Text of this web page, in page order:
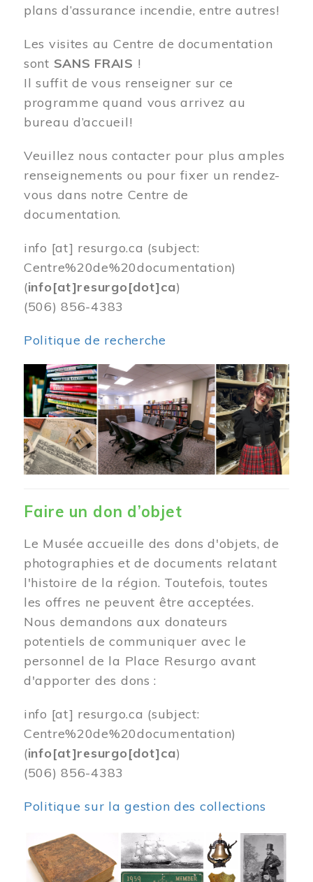
plans d’assurance incendie, entre autres!
Les visites au Centre de documentation
sont SANS FRAIS !
Il suffit de vous renseigner sur ce
programme quand vous arrivez au
bureau d’accueil!
Veuillez nous contacter pour plus amples
renseignements ou pour fixer un rendez-
vous dans notre Centre de
documentation.
info [at] resurgo.ca (subject:
Centre%20de%20documentation)
(info[at]resurgo[dot]ca)
(506) 856-4383
Politique de recherche
Image
Faire un don d’objet
Le Musée accueille des dons d'objets, de
photographies et de documents relatant
l'histoire de la région. Toutefois, toutes
les offres ne peuvent être acceptées.
Nous demandons aux donateurs
potentiels de communiquer avec le
personnel de la Place Resurgo avant
d'apporter des dons :
info [at] resurgo.ca (subject:
Centre%20de%20documentation)
(info[at]resurgo[dot]ca)
(506) 856-4383
Politique sur la gestion des collections